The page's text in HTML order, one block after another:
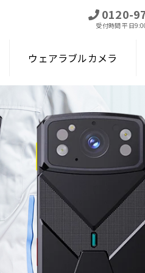
0120-
受付時間平日
ウェアラブルカメラ
ラブルカメラ（ボディカメラ）｜通話・現場遠隔確